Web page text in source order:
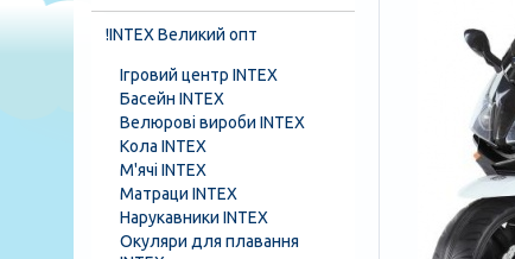
!INTEX Великий опт
Ігровий центр INTEX
Басейн INTEX
Велюрові вироби INTEX
Кола INTEX
М'ячі INTEX
Матраци INTEX
Нарукавники INTEX
Окуляри для плавання